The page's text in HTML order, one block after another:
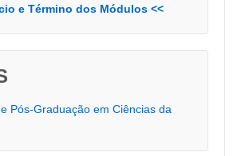
e Término dos Módulos <<
Pós-Graduação em Ciências da